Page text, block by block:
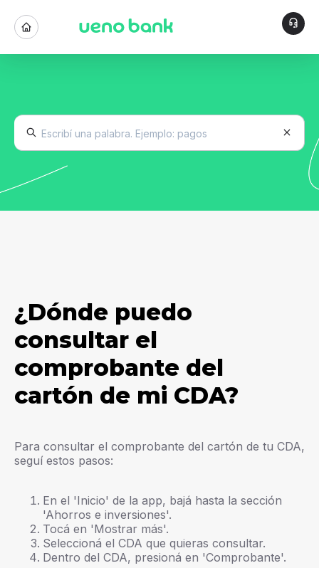
¿Dónde puedo
consultar el
comprobante del
cartón de mi CDA?
Para consultar el comprobante del cartón de tu CDA,
seguí estos pasos:
En el 'Inicio' de la app, bajá hasta la sección
'Ahorros e inversiones'.
Tocá en 'Mostrar más'.
Seleccioná el CDA que quieras consultar.
Dentro del CDA, presioná en 'Comprobante'.